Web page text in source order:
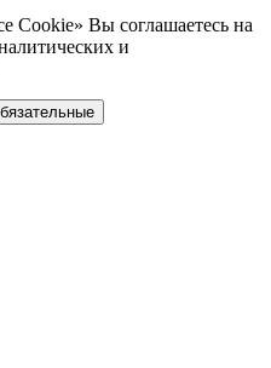
Cookie» Вы соглашаетесь на
и